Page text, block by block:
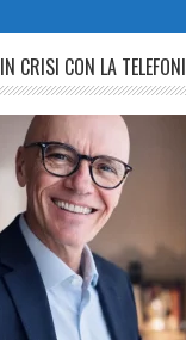
IN CRISI CON LA